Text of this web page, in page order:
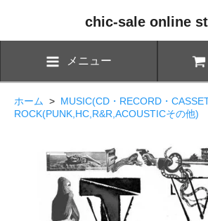
chic-sale online
メニュー
ホーム > MUSIC(CD・RECORD・
ROCK(PUNK,HC,R&R,ACOUSTICその他)